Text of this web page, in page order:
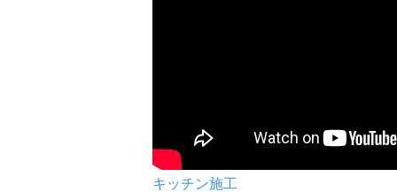
キッチン施工